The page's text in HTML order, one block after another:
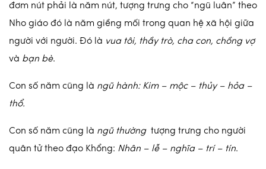
đơm nút phải là năm nút, tượng trưng cho “ngũ luân” theo
Nho giáo đó là năm giềng mối trong quan hệ xã hội giữa
người với người. Đó là vua tôi, thầy trò, cha con, chồng vợ
và bạn bè.
Con số năm cũng là ngũ hành: Kim – mộc – thủy – hỏa –
thổ.
Con số năm cũng là ngũ thườngtượng trưng cho người
quân tử theo đạo Khổng: Nhân – lễ – nghĩa – trí – tín.